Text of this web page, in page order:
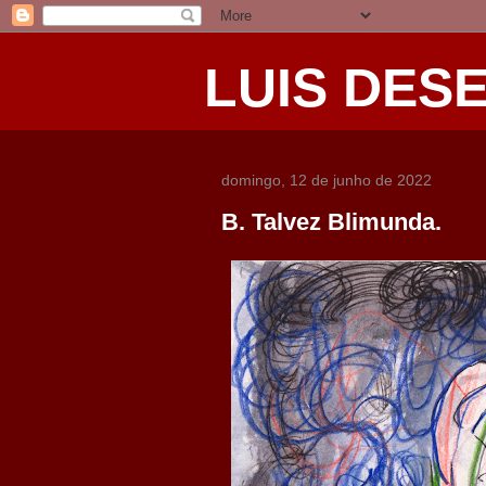
LUIS
domingo, 12 de junho de 2022
B. Talvez Blimunda.